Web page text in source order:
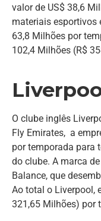
valor de US$ 38,6
materiais esportivos
63,8 Milhões por
102,4 Milhões (R$
O clube inglês
Fly Emirates, a
por temporada para
do clube. A marca
Balance, que
Ao total o Liverpool,
321,65 Milhões) por